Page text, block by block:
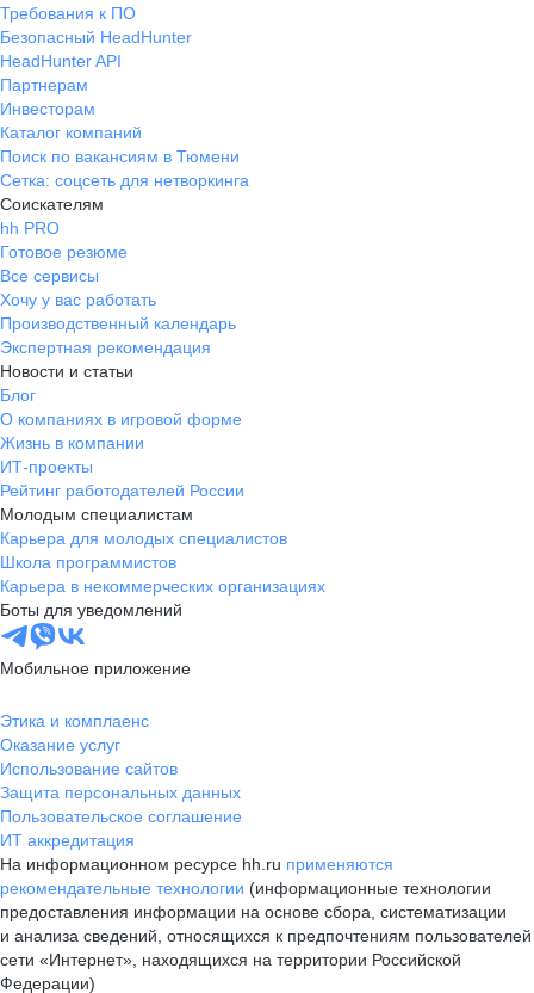
Требования к ПО
Безопасный HeadHunter
HeadHunter API
Партнерам
Инвесторам
Каталог компаний
Поиск по вакансиям в Тюмени
Сетка: соцсеть для нетворкинга
Соискателям
hh PRO
Готовое резюме
Все сервисы
Хочу у вас работать
Производственный календарь
Экспертная рекомендация
Новости и статьи
Блог
О компаниях в игровой форме
Жизнь в компании
ИТ-проекты
Рейтинг работодателей России
Молодым специалистам
Карьера для молодых специалистов
Школа программистов
Карьера в некоммерческих организациях
Боты для уведомлений
Мобильное приложение
Этика и комплаенс
Оказание услуг
Использование сайтов
Защита персональных данных
Пользовательское соглашение
ИТ аккредитация
На информационном ресурсе hh.ru применяются
рекомендательные технологии (информационные технологии
предоставления информации на основе сбора, систематизации
и анализа сведений, относящихся к предпочтениям пользователей
сети «Интернет», находящихся на территории Российской
Федерации)